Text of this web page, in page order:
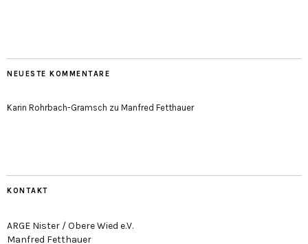
NEUESTE KOMMENTARE
Karin Rohrbach-Gramsch zu Manfred Fetthauer
KONTAKT
ARGE Nister / Obere Wied e.V.
Manfred Fetthauer